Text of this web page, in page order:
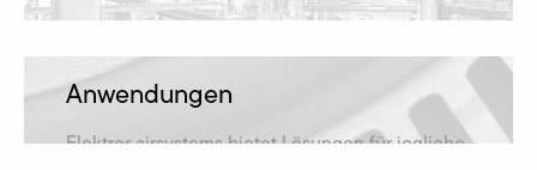
Anwendungen
Elektror airsystems bietet Lösungen für jegliche